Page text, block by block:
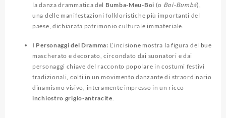
la danza drammatica del Bumba-Meu-Boi (o Boi-Bumbá),
una delle manifestazioni folkloristiche più importanti del
paese, dichiarata patrimonio culturale immateriale.
I Personaggi del Dramma: L’incisione mostra la figura del bue
mascherato e decorato, circondato dai suonatori e dai
personaggi chiave del racconto popolare in costumi festivi
tradizionali, colti in un movimento danzante di straordinario
dinamismo visivo, interamente impresso in un ricco
inchiostro grigio-antracite